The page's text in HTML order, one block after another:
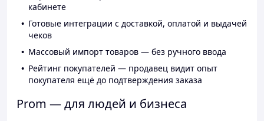
кабинете
Готовые интеграции с доставкой, оплатой и выдачей
чеков
Массовый импорт товаров — без ручного ввода
Рейтинг покупателей — продавец видит опыт
покупателя ещё до подтверждения заказа
Prom — для людей и бизнеса